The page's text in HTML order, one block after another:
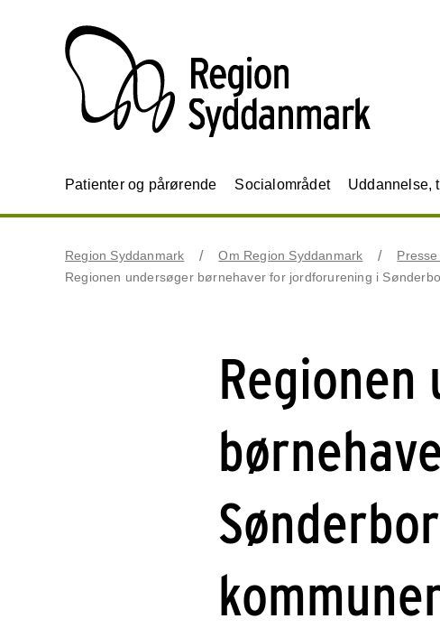
Patienter og pårørende Socialområdet Uddannelse,
Region Syddanmark Om Region Syddanmark
Regionen undersøger børnehaver for jordforurening i